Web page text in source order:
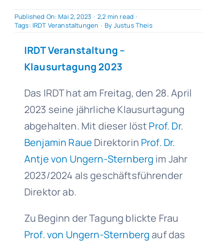
Published On: Mai 2, 2023 · 2,2 min read ·
Tags: IRDT Veranstaltungen · By Justus Theis
IRDT Veranstaltung –
Klausurtagung 2023
Das IRDT hat am Freitag, den 28. April
2023 seine jährliche Klausurtagung
abgehalten. Mit dieser löstProf. Dr.
Benjamin Raue Direktorin Prof. Dr.
Antje von Ungern-Sternberg im Jahr
2023/2024 als geschäftsführender
Direktor ab.
Zu Beginn der Tagung blickte Frau
Prof. von Ungern-Sternbergauf das